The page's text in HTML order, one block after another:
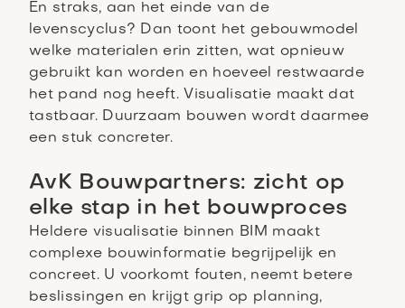
En straks, aan het einde van de
levenscyclus? Dan toont het gebouwmodel
welke materialen erin zitten, wat opnieuw
gebruikt kan worden en hoeveel restwaarde
het pand nog heeft. Visualisatie maakt dat
tastbaar. Duurzaam bouwen wordt daarmee
een stuk concreter.
AvK Bouwpartners: zicht op
elke stap in het bouwproces
Heldere visualisatie binnen BIM maakt
complexe bouwinformatie begrijpelijk en
concreet. U voorkomt fouten, neemt betere
beslissingen en krijgt grip op planning,